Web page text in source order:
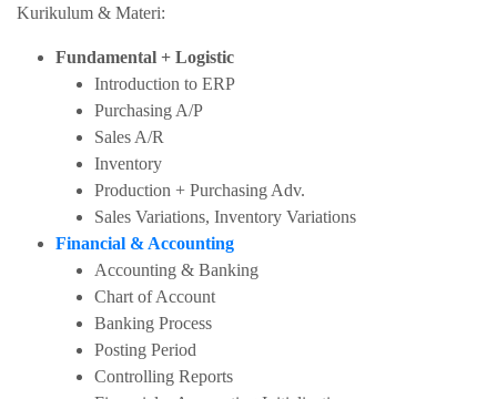
Kurikulum & Materi:
Fundamental + Logistic
Introduction to ERP
Purchasing A/P
Sales A/R
Inventory
Production + Purchasing Adv.
Sales Variations, Inventory Variations
Financial & Accounting
Accounting & Banking
Chart of Account
Banking Process
Posting Period
Controlling Reports